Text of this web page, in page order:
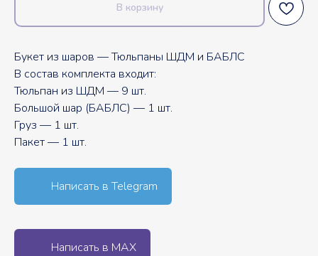
В корзину
Букет из шаров — Тюльпаны ШДМ и БАБЛС
В состав комплекта входит:
Тюльпан из ШДМ — 9 шт.
Большой шар (БАБЛС) — 1 шт.
Груз — 1 шт.
Пакет — 1 шт.
Написать в Telegram
Написать в MAX